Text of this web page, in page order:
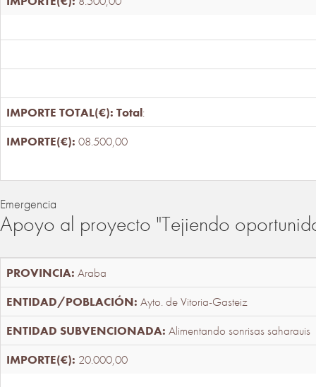
Total:
08.500,00
Emergencia
Apoyo al proyecto "Tejiendo
Araba
Ayto. de Vitoria-Gasteiz
Alimentando sonrisas saharauis
20.000,00